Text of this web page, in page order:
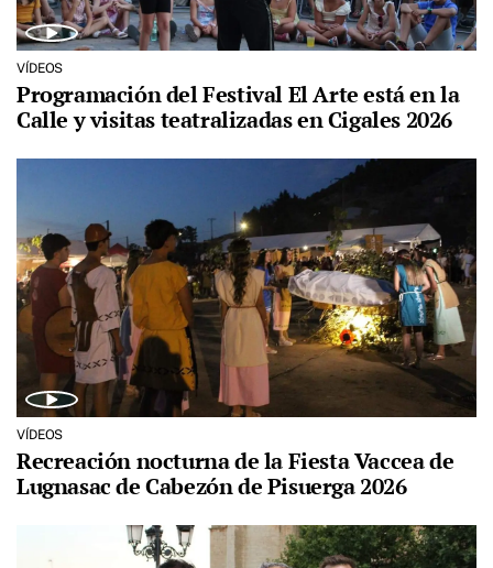
VÍDEOS
Programación del Festival El Arte está en la
Calle y visitas teatralizadas en Cigales 2026
VÍDEOS
Recreación nocturna de la Fiesta Vaccea de
Lugnasac de Cabezón de Pisuerga 2026